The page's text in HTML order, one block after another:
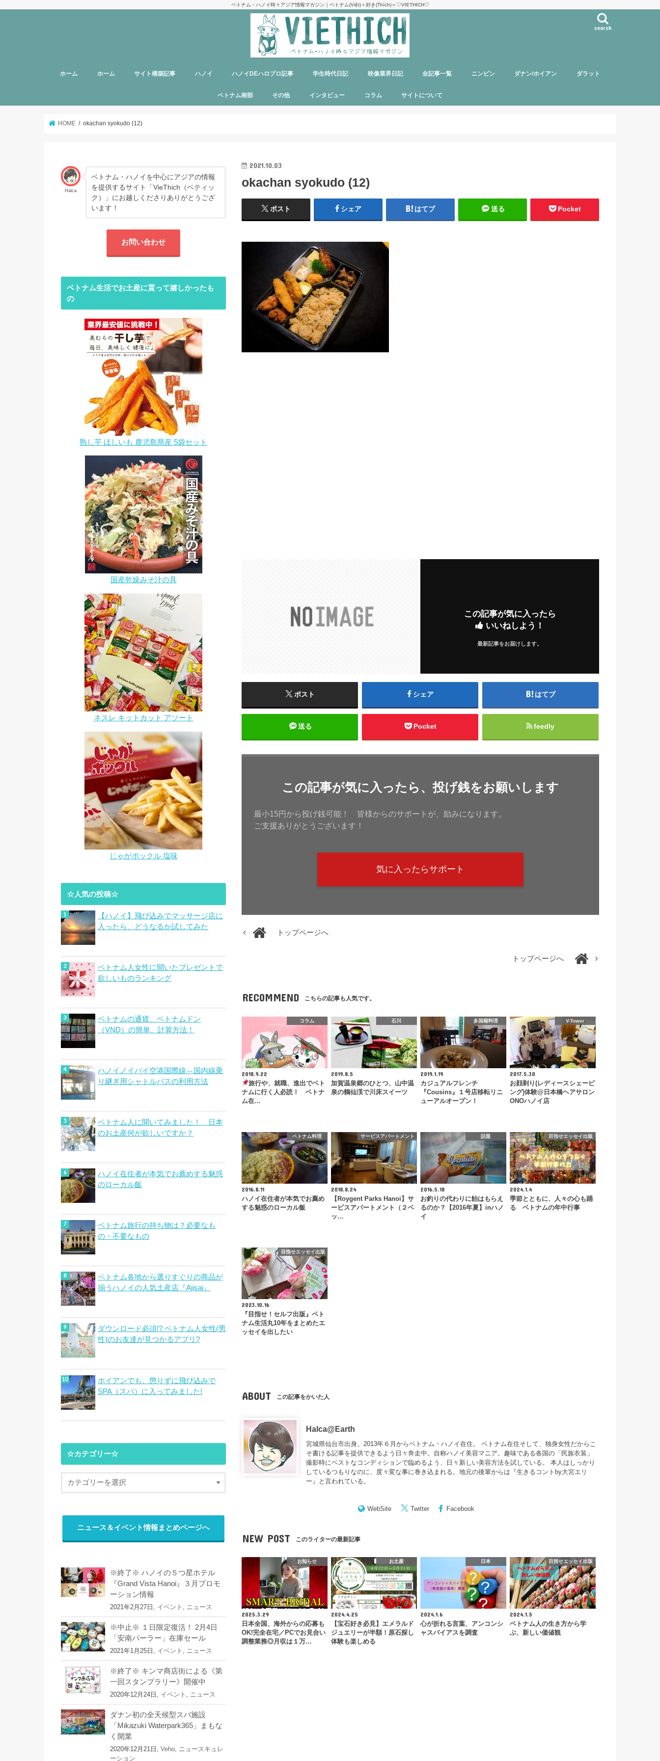
ベトナム・ハノイ時々アジア情報マガジン｜ベトナム(Việt)＋好き(Thích)＝♡VIETHICH♡
search
ホーム ホーム サイト構築記事 ハノイ
旅行者向け ベトナム料理
多国籍料理
ハンバーガー
カフェ
中華料理
日本食
ラーメン
デリバリーサービス
パブ／バー
マッサージ
ヘルスケア
ハノイ近郊観光
アンケート
ハノイDEハロプロ記事 学生時代日記 映像業界日記 全記事一覧 ニンビン ダナン/ホイアン ダラット
ベトナム南部 その他 インタビュー コラム サイトについて
HOME okachan syokudo (12)
2021.10.03
okachan syokudo (12)
ポスト シェア はてブ 送る Pocket
この記事が気に入ったら
いいねしよう！
最新記事をお届けします。
ポスト シェア はてブ
送る Pocket feedly
この記事が気に入ったら、投げ銭をお願いします
最小15円から投げ銭可能！ 皆様からのサポートが、励みになります。
ご支援ありがとうございます！
気に入ったらサポート
トップページへ
トップページへ
RECOMMEND こちらの記事も人気です。
コラム
2018.9.22
旅行や、就職、進出でベト
ナムに行く人必読！ ベトナ
ム在…
石川
2019.8.5
加賀温泉郷のひとつ、山中温
泉の鶴仙渓で川床スイーツ
多国籍料理
2019.1.19
カジュアルフレンチ
『Cousins』１号店移転リニ
ューアルオープン！
V-Tower
2017.5.30
お顔剃り(レディースシェービ
ング)体験@日本橋ヘアサロン
ONOハノイ店
ベトナム料理
2016.8.11
ハノイ在住者が本気でお薦め
する魅惑のローカル飯
サービスアパートメント
2018.8.24
【Roygent Parks Hanoi】サ
ービスアパートメント（２ベ
ッ…
話題
2016.5.18
お釣りの代わりに飴はもらえ
るのか？【2016年夏】inハノ
イ
目指せエッセイ出版
2024.1.4
季節とともに、人々の心も踊
る ベトナムの年中行事
目指せエッセイ出版
2023.10.16
『目指せ！セルフ出版』ベト
ナム生活丸10年をまとめたエ
ッセイを出したい
ABOUT この記事をかいた人
Halca@Earth
宮城県仙台市出身。2013年６月からベトナム・ハノイ在住。 ベトナム在住そして、独身女性だからこ
そ書ける記事を提供できるよう日々奔走中。自称ハノイ美容マニア。趣味である各国の「民族衣装」
撮影時にベストなコンディションで臨めるよう、日々新しい美容方法を試している。 本人はしっかり
しているつもりなのに、度々変な事に巻き込まれる。地元の後輩からは『生きるコントby大宮エリ
ー 』と言われている。
WebSite Twitter Facebook
NEW POST このライターの最新記事
お知らせ
2025.3.29
日本全国、海外からの応募も
OK!完全在宅／PCでお見合い
調整業務◎月収は１万…
お土産
2024.4.25
【宝石好き必見】エメラルド
ジュエリーが半額！原石探し
体験も楽しめる
日本
2024.1.6
心が折れる言葉、アンコンシ
ャスバイアスを調査
目指せエッセイ出版
2024.1.5
ベトナム人の生き方から学
ぶ、新しい価値観
Halca
ベトナム・ハノイを中心にアジアの情報
を提供するサイト「VieThich（ベティッ
ク）」にお越しくださりありがとうござ
います！
お問い合わせ
ベトナム生活でお土産に貰って嬉しかったも
の
熟し芋 ほしいも 鹿児島県産 5袋セット
国産乾燥みそ汁の具
ネスレ キットカット アソート
じゃがポックル 塩味
☆人気の投稿☆
【ハノイ】飛び込みでマッサージ店に
入ったら、どうなるか試してみた
ベトナム人女性に聞いたプレゼントで
欲しいものランキング
ベトナムの通貨、ベトナムドン
（VND）の簡単、計算方法！
ハノイノイバイ空港国際線⇔国内線乗
り継ぎ用シャトルバスの利用方法
ベトナム人に聞いてみました！ 日本
のお土産何が欲しいですか？
ハノイ在住者が本気でお薦めする魅惑
のローカル飯
ベトナム旅行の持ち物は？必要なも
の・不要なもの
ベトナム各地から選りすぐりの商品が
揃うハノイの人気土産店『Ajisai』
ダウンロード必須!? ベトナム人女性(男
性)のお友達が見つかるアプリ?
ホイアンでも、懲りずに飛び込みで
SPA（スパ）に入ってみました!
☆カテゴリー☆
ニュース＆イベント情報まとめページへ
※終了※ ハノイの５つ星ホテル
『Grand Vista Hanoi』３月プロモ
ーション情報
2021年2月27日, イベント ニュース
※中止※ １日限定復活！ 2月4日
「安南パーラー」在庫セール
2021年1月25日, イベント ニュース
※終了※ キンマ商店街による《第
一回スタンプラリー》開催中
2020年12月24日, イベント ニュース
ダナン初の全天候型スパ施設
「Mikazuki Waterpark365」まもな
く開業
2020年12月21日, Veho
ニュースキュレ
ーション